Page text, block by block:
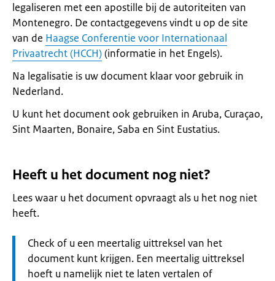
legaliseren met een apostille bij de autoriteiten van
Montenegro. De contactgegevens vindt u op de site
van de Haagse Conferentie voor Internationaal
Privaatrecht (HCCH)(informatie in het Engels).
Na legalisatie is uw document klaar voor gebruik in
Nederland.
U kunt het document ook gebruiken in Aruba, Curaçao,
Sint Maarten, Bonaire, Saba en Sint Eustatius.
Heeft u het document nog niet?
Lees waar u het document opvraagt als u het nog niet
heeft.
Let
op:
Check of u een meertalig uittreksel van het
document kunt krijgen. Een meertalig uittreksel
hoeft u namelijk niet te laten vertalen of